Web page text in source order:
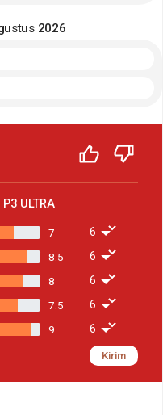
2026
P3 ULTRA
7
8.5
8
7.5
9
Kirim